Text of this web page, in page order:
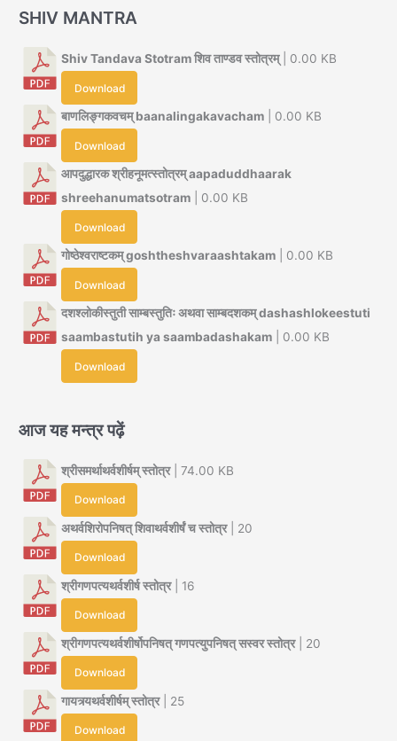
SHIV MANTRA
Shiv Tandava Stotram शिव ताण्डव स्तोत्रम्| 0.00 KB
Download
बाणलिङ्गकवचम् baanalingakavacham | 0.00 KB
Download
आपदुद्धारक श्रीहनूमत्स्तोत्रम् aapaduddhaarak
shreehanumatsotram | 0.00 KB
Download
गोष्ठेश्वराष्टकम् goshtheshvaraashtakam | 0.00 KB
Download
दशश्लोकीस्तुती साम्बस्तुतिः अथवा साम्बदशकम् dashashlokeestuti
saambastutih ya saambadashakam | 0.00 KB
Download
आज यह मन्त्र पढ़ें
श्रीसमर्थाथर्वशीर्षम् स्तोत्र| 74.00 KB
Download
अथर्वशिरोपनिषत् शिवाथर्वशीर्षं च स्तोत्र| 20
Download
श्रीगणपत्यथर्वशीर्ष स्तोत्र| 16
Download
श्रीगणपत्यथर्वशीर्षोपनिषत् गणपत्युपनिषत् सस्वर स्तोत्र| 20
Download
गायत्र्यथर्वशीर्षम् स्तोत्र| 25
Download